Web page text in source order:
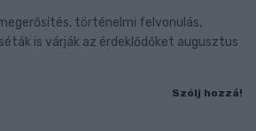
történelmi felvonulás,
is várják az érdeklődőket augusztus
Szólj hozzá!